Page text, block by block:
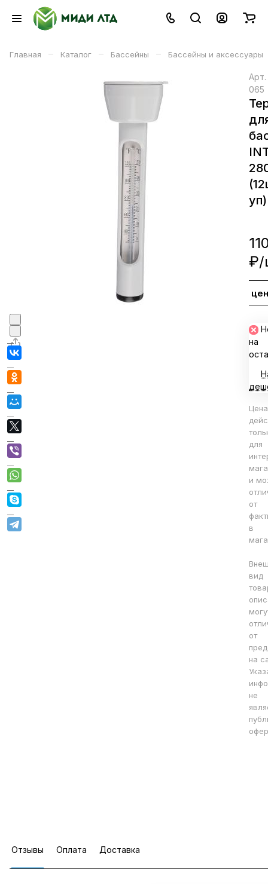
Главная – Каталог – Бассейны – Бассейны и аксессуары
Арт.
065
уп)
₽/
Запрос
на
Цена
для
и
от
в
вид
от
на
не
Отзывы Оплата Доставка